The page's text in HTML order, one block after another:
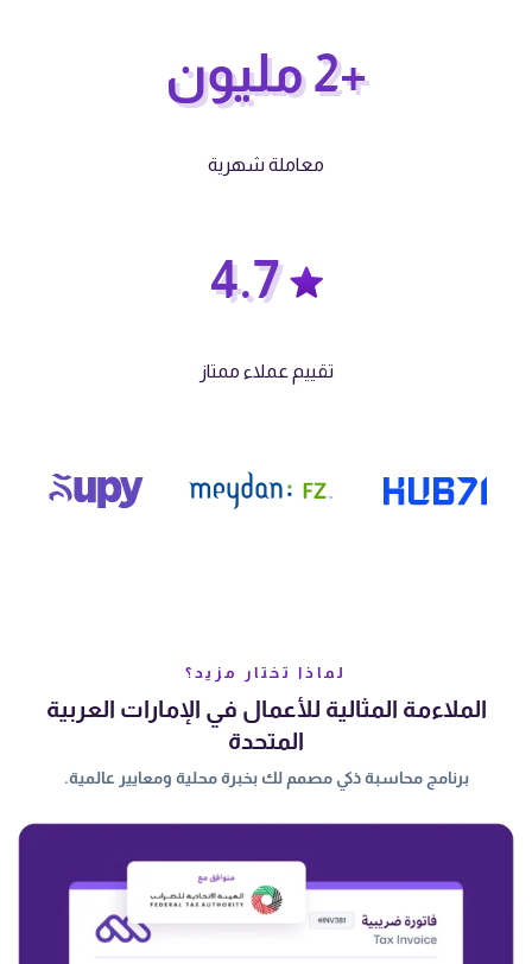
+2 مليون
معاملة شهرية
4.7
تقييم عملاء ممتاز
لماذا تختار مزيد؟
الملاءمة المثالية للأعمال في الإمارات العربية
المتحدة
برنامج محاسبة ذكي مصمم لك بخبرة محلية ومعايير عالمية.